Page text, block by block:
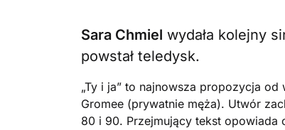
Sara Chmiel wydała kolejny
powstał teledysk.
„Ty i ja” to najnowsza propozycja
Gromee (prywatnie męża). Utwór
80 i 90. Przejmujący tekst